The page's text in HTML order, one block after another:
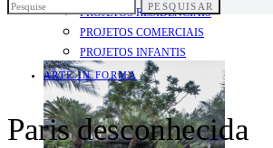
PROJETOS RESIDENCIAIS
PROJETOS COMERCIAIS
PROJETOS INFANTIS
PESQUISAR
ARTE.IN.FORMA
Paris desconhecida